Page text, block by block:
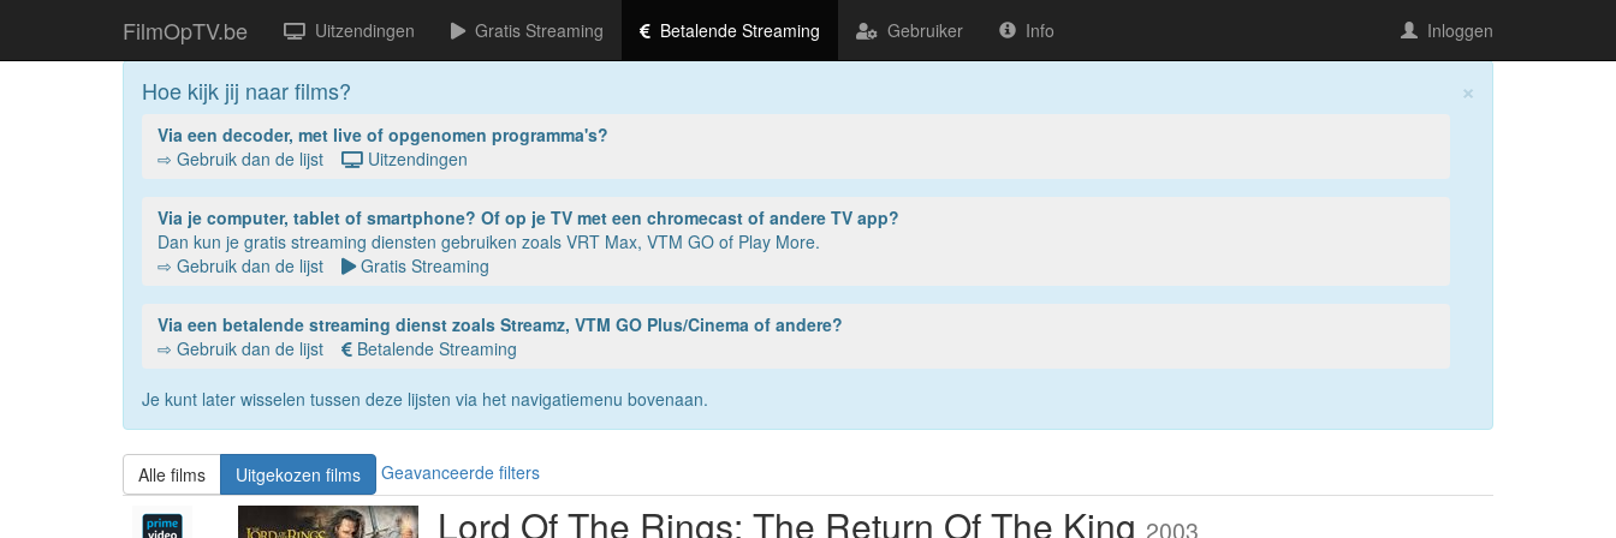
FilmOpTV.be Uitzendingen Gratis Streaming Betalende Streaming Gebruiker Info Inloggen
×
Hoe kijk jij naar films?
Via een decoder, met live of opgenomen programma's?
⇨ Gebruik dan de lijst
Uitzendingen
Via je computer, tablet of smartphone? Of op je TV met een chromecast of andere TV app?
Dan kun je gratis streaming diensten gebruiken zoals VRT Max, VTM GO of Play More.
⇨ Gebruik dan de lijst
Gratis Streaming
Via een betalende streaming dienst zoals Streamz, VTM GO Plus/Cinema of andere?
⇨ Gebruik dan de lijst
Betalende Streaming
Je kunt later wisselen tussen deze lijsten via het navigatiemenu bovenaan.
Alle films Uitgekozen films Geavanceerde filters
Lord Of The Rings: The Return Of The King 2003